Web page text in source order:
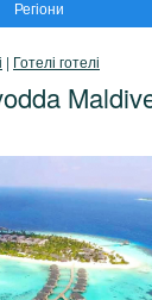
Регіони
| Готелі готелі